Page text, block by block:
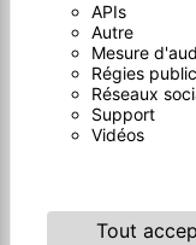
APIs
Autre
Mesure
Régies
Réseaux
Support
Vidéos
Tout
** Les
but de